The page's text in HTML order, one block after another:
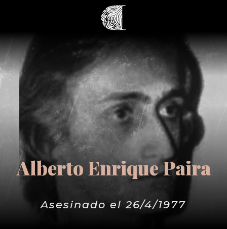
Alberto Enrique Paira
Asesinado el 26/4/1977